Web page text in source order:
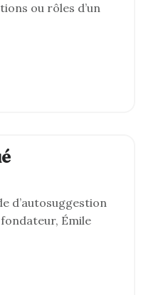
ou rôles d’un
d’autosuggestion
Émile